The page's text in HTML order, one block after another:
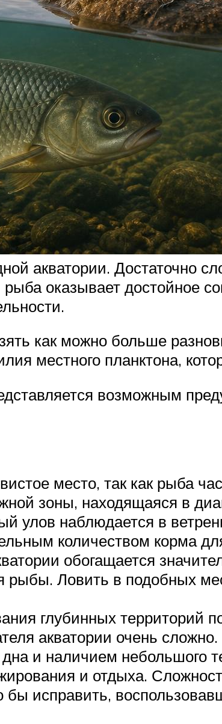
акватории. Достаточно
оказывает достойное
как можно больше
местного планктона,
возможным
место, так как рыба
зоны, находящаяся в
улов наблюдается в
количеством корма
обогащается
рыбы. Ловить в подобных
глубинных территорий
акватории очень сложно.
и наличием небольшого
и отдыха.
исправить,